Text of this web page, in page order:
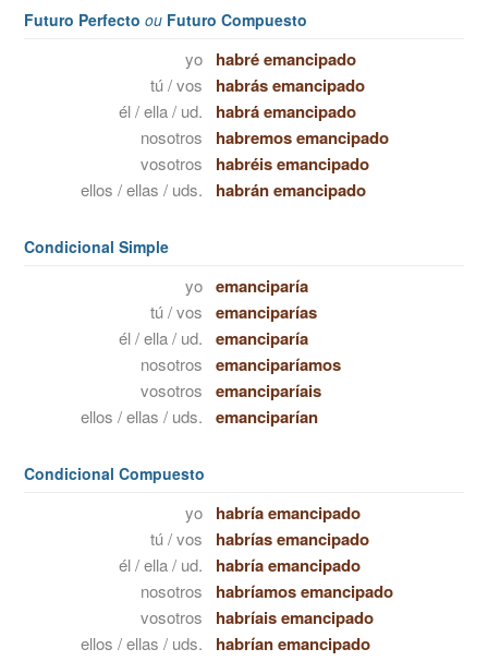
Futuro Perfecto ou Futuro Compuesto
yo habré emancipado
tú / vos habrás emancipado
él / ella / ud. habrá emancipado
nosotros habremos emancipado
vosotros habréis emancipado
ellos / ellas / uds. habrán emancipado
Condicional Simple
yo emanciparía
tú / vos emanciparías
él / ella / ud. emanciparía
nosotros emanciparíamos
vosotros emanciparíais
ellos / ellas / uds. emanciparían
Condicional Compuesto
yo habría emancipado
tú / vos habrías emancipado
él / ella / ud. habría emancipado
nosotros habríamos emancipado
vosotros habríais emancipado
ellos / ellas / uds. habrían emancipado